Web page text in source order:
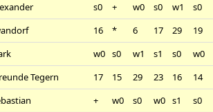
s0 + w0 s0 w1
s0
16 * 6 17 29
19
w0 s0 w1 s1 s0
w0
Tegern
17 15 29 23 16
14
+ w0 s0 w0 s1
s0